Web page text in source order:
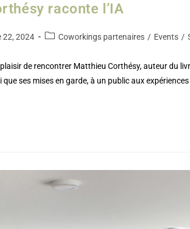
raconte l’IA
22, 2024 Coworkings partenaires / Events /
de rencontrer Matthieu Corthésy, auteur du
que ses mises en garde, à un public aux